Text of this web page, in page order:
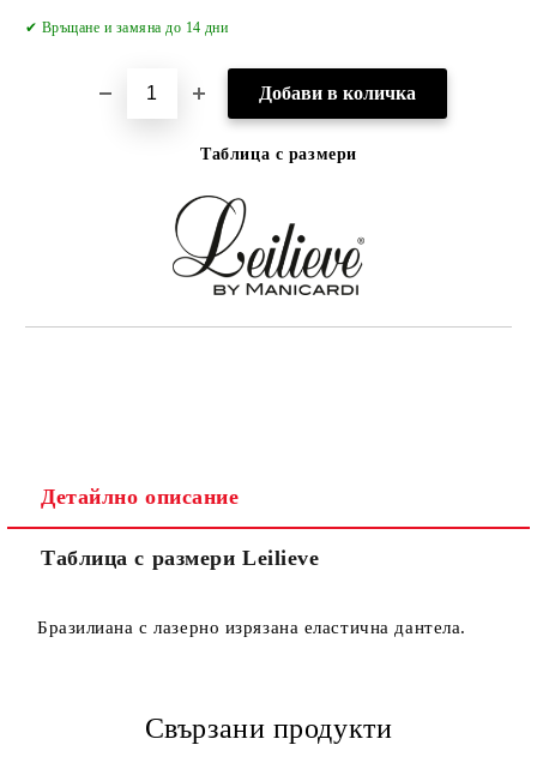
✔ Връщане и замяна до 14 дни
Таблица с размери
Детайлно описание
Таблица с размери Leilieve
Бразилиана с лазерно изрязана еластична дантела.
Свързани продукти